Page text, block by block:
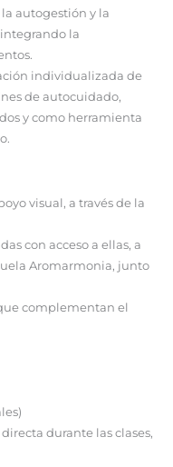
autogestión y la
la
individualizada de
de autocuidado,
y como herramienta
visual, a través de la
con acceso a ellas, a
Aromarmonia, junto
complementan el
durante las clases,